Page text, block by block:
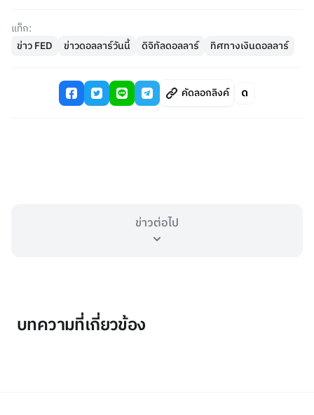
แท็ก:
ข่าว FED
ข่าวดอลลาร์วันนี้ ดิจิทัลดอลลาร์ ทิศทางเงินดอลลาร์
คัดลอกลิงค์
ข่าวต่อไป
บทความที่เกี่ยวข้อง